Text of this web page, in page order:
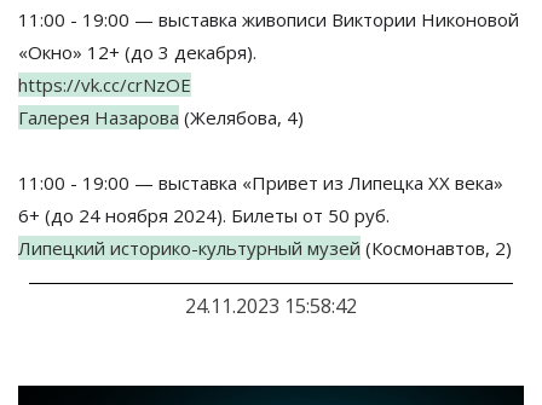
11:00 - 19:00 — выставка живописи Виктории Никоновой
«Окно» 12+ (до 3 декабря).
https://vk.cc/crNzOE
Галерея Назарова (Желябова, 4)
11:00 - 19:00 — выставка «Привет из Липецка XX века»
6+ (до 24 ноября 2024). Билеты от 50 руб.
Липецкий историко-культурный музей (Космонавтов, 2)
24.11.2023 15:58:42